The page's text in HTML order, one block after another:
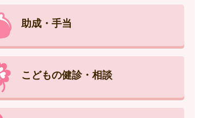
助成・手当
こどもの健診・相談